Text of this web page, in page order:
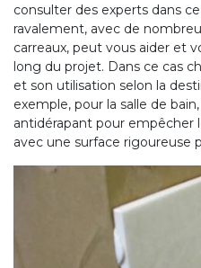
consulter des experts dans
ravalement, avec de
carreaux, peut vous aider et
long du projet. Dans ce cas
et son utilisation selon la
exemple, pour la salle de
antidérapant pour empêcher
avec une surface rigoureuse